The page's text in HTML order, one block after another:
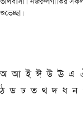
শুভেচ্ছা।
অ আ ই ঈ উ ঊ এ
ঠ ড ঢ ত থ দ ধ ন